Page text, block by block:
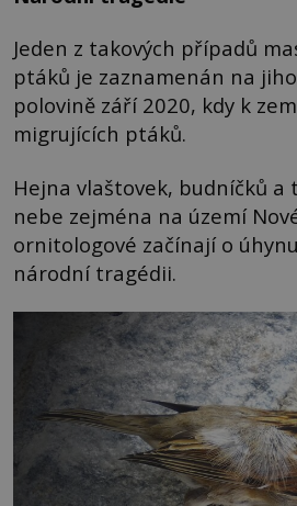
Jeden z takových případů
ptáků je zaznamenán na
polovině září 2020, kdy k
migrujících ptáků.
Hejna vlaštovek, budníčků a
nebe zejména na území
ornitologové začínají o
národní tragédii.